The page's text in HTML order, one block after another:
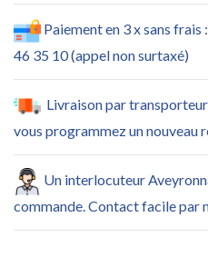
Paiement en 3 x sans
46 35 10 (appel non surtaxé)
Livraison par
vous programmez un nouveau
Un interlocuteur
commande. Contact facile par